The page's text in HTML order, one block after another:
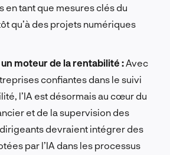
en tant que mesures clés du
qu’à des projets numériques
un moteur de la rentabilité : Avec
confiantes dans le suivi
l’IA est désormais au cœur du
et de la supervision des
devraient intégrer des
par l’IA dans les processus